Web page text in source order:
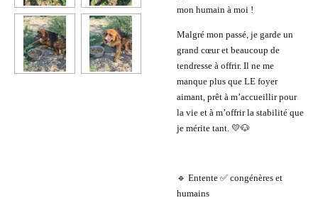
mon humain à moi !
Malgré mon passé, je garde un
grand cœur et beaucoup de
tendresse à offrir. Il ne me
manque plus que LE foyer
aimant, prêt à m’accueillir pour
la vie et à m’offrir la stabilité que
je mérite tant. 💛🐶
🔹 Entente ✅ congénères et
humains